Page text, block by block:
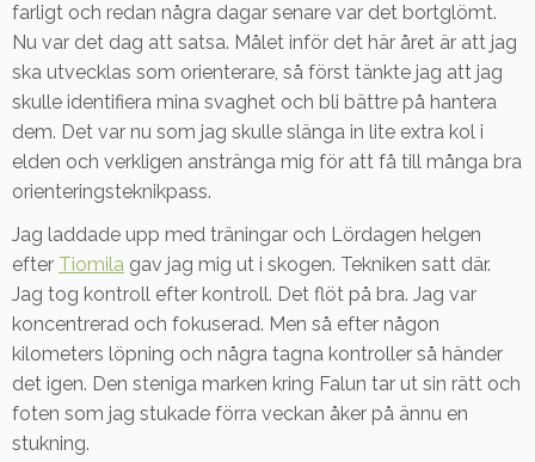
farligt och redan några dagar senare var det bortglömt.
Nu var det dag att satsa. Målet inför det här året är att jag
ska utvecklas som orienterare, så först tänkte jag att jag
skulle identifiera mina svaghet och bli bättre på hantera
dem. Det var nu som jag skulle slänga in lite extra kol i
elden och verkligen anstränga mig för att få till många bra
orienteringsteknikpass.
Jag laddade upp med träningar och Lördagen helgen
efter Tiomila gav jag mig ut i skogen. Tekniken satt där.
Jag tog kontroll efter kontroll. Det flöt på bra. Jag var
koncentrerad och fokuserad. Men så efter någon
kilometers löpning och några tagna kontroller så händer
det igen. Den steniga marken kring Falun tar ut sin rätt och
foten som jag stukade förra veckan åker på ännu en
stukning.